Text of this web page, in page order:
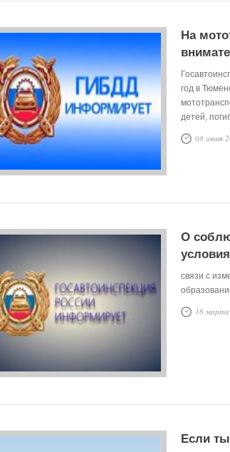
На
год в
детей,
08 июня
О
связи с
16
Если